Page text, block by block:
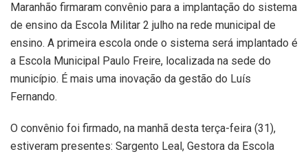
Maranhão firmaram convênio para a implantação do sistema
de ensino da Escola Militar 2 julho na rede municipal de
ensino. A primeira escola onde o sistema será implantado é
a Escola Municipal Paulo Freire, localizada na sede do
município. É mais uma inovação da gestão do Luís
Fernando.
O convênio foi firmado, na manhã desta terça-feira (31),
estiveram presentes: Sargento Leal, Gestora da Escola